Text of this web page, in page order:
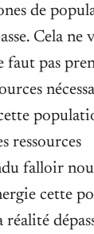
de
Cela ne
faut pas
ressources
falloir
cette
réalité